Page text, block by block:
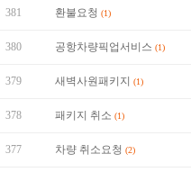
381 환불요청 (1)
380 공항차량픽업서비스 (1)
379 새벽사원패키지 (1)
378 패키지 취소 (1)
377 차량 취소요청 (2)